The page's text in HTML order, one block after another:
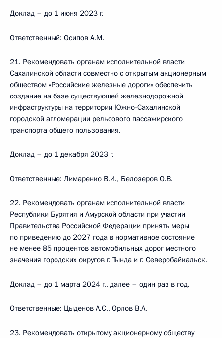
Доклад – до 1 июня 2023 г.
Ответственный: Осипов А.М.
21. Рекомендовать органам исполнительной власти
Сахалинской области совместно с открытым акционерным
обществом «Российские железные дороги» обеспечить
создание на базе существующей железнодорожной
инфраструктуры на территории Южно-Сахалинской
городской агломерации рельсового пассажирского
транспорта общего пользования.
Доклад – до 1 декабря 2023 г.
Ответственные: Лимаренко В.И., Белозеров О.В.
22. Рекомендовать органам исполнительной власти
Республики Бурятия и Амурской области при участии
Правительства Российской Федерации принять меры
по приведению до 2027 года в нормативное состояние
не менее 85 процентов автомобильных дорог местного
значения городских округов г. Тында и г. Северобайкальск.
Доклад – до 1 марта 2024 г., далее – один раз в год.
Ответственные: Цыденов А.С., Орлов В.А.
23. Рекомендовать открытому акционерному обществу